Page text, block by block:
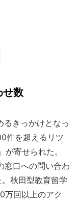
せ数
きっかけとなっ
件を超えるリツ
寄せられた。
窓口への問い合わ
秋田型教育留学
万回以上のアク